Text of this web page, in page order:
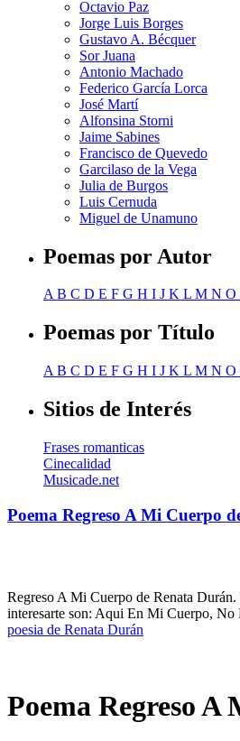
Octavio Paz
Jorge Luis Borges
Gustavo A. Bécquer
Sor Juana
Antonio Machado
Federico García Lorca
José Martí
Alfonsina Storni
Jaime Sabines
Francisco de Quevedo
Garcilaso de la Vega
Julia de Burgos
Luis Cernuda
Miguel de Unamuno
Poemas por Autor
AB C D E F G H I J K L M N O
Poemas por Título
A B C D E F G H I J K L M N O
Sitios de Interés
Frases romanticas
Cinecalidad
Musicade.net
Poema Regreso A Mi Cuerpo
Regreso A Mi Cuerpo de Renata
interesarte son: Aqui En Mi Cuerpo,
poesia de Renata Durán
Poema Regreso